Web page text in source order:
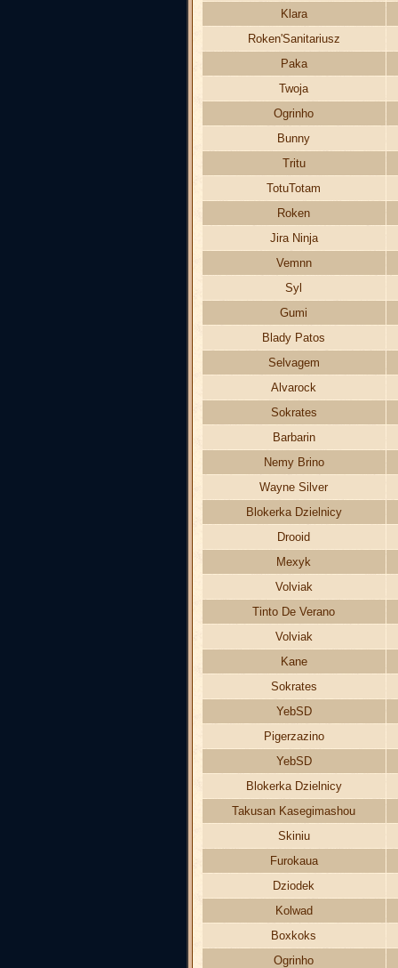
Klara
Roken'Sanitariusz
Paka
Twoja
Ogrinho
Bunny
Tritu
TotuTotam
Roken
Jira Ninja
Vemnn
Syl
Gumi
Blady Patos
Selvagem
Alvarock
Sokrates
Barbarin
Nemy Brino
Wayne Silver
Blokerka Dzielnicy
Drooid
Mexyk
Volviak
Tinto De Verano
Volviak
Kane
Sokrates
YebSD
Pigerzazino
YebSD
Blokerka Dzielnicy
Takusan Kasegimashou
Skiniu
Furokaua
Dziodek
Kolwad
Boxkoks
Ogrinho